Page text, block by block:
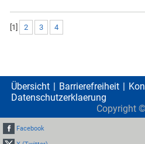
1 2 3 4
Übersicht Barrierefreiheit
Datenschutzerklaerung
Copyright ©
Facebook